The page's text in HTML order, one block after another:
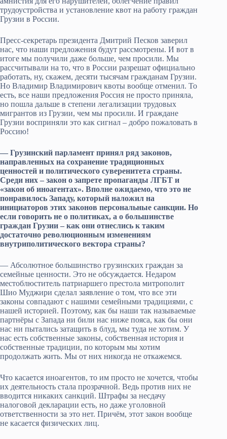
трудоустройства и установление квот на работу граждан
Грузии в России.
Пресс-секретарь президента Дмитрий Песков заверил
нас, что наши предложения будут рассмотрены. И вот в
итоге мы получили даже больше, чем просили. Мы
рассчитывали на то, что в России разрешат официально
работать, ну, скажем, десяти тысячам гражданам Грузии.
Но Владимир Владимирович квоты вообще отменил. То
есть, все наши предложения Россия не просто приняла,
но пошла дальше в степени легализации трудовых
мигрантов из Грузии, чем мы просили. И граждане
Грузии восприняли это как сигнал – добро пожаловать в
Россию!
— Грузинский парламент принял ряд законов,
направленных на сохранение традиционных
ценностей и политического суверенитета страны.
Среди них – закон о запрете пропаганды ЛГБТ и
«закон об иноагентах». Вполне ожидаемо, что это не
понравилось Западу, который наложил на
инициаторов этих законов персональные санкции. Но
если говорить не о политиках, а о большинстве
граждан Грузии – как они отнеслись к таким
достаточно революционным изменениям
внутриполитического вектора страны?
— Абсолютное большинство грузинских граждан за
семейные ценности. Это не обсуждается. Недаром
местоблюститель патриаршего престола митрополит
Шио Муджири сделал заявление о том, что все эти
законы совпадают с нашими семейными традициями, с
нашей историей. Поэтому, как бы наши так называемые
партнёры с Запада ни били нас ниже пояса, как бы они
нас ни пытались затащить в блуд, мы туда не хотим. У
нас есть собственные законы, собственная история и
собственные традиции, по которым мы хотим
продолжать жить. Мы от них никогда не откажемся.
Что касается иноагентов, то им просто не хочется, чтобы
их деятельность стала прозрачной. Ведь против них не
вводится никаких санкций. Штрафы за несдачу
налоговой декларации есть, но даже уголовной
ответственности за это нет. Причём, этот закон вообще
не касается физических лиц.